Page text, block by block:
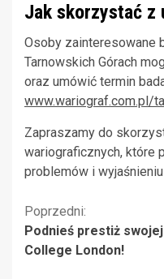
Jak skorzystać z
Osoby zainteresowane
Tarnowskich Górach
oraz umówić termin
www.wariograf.com.pl/
Zapraszamy do
wariograficznych, które
problemów i
Kontynuuj
czytanie
Poprzedni:
Podnieś prestiż
College London!